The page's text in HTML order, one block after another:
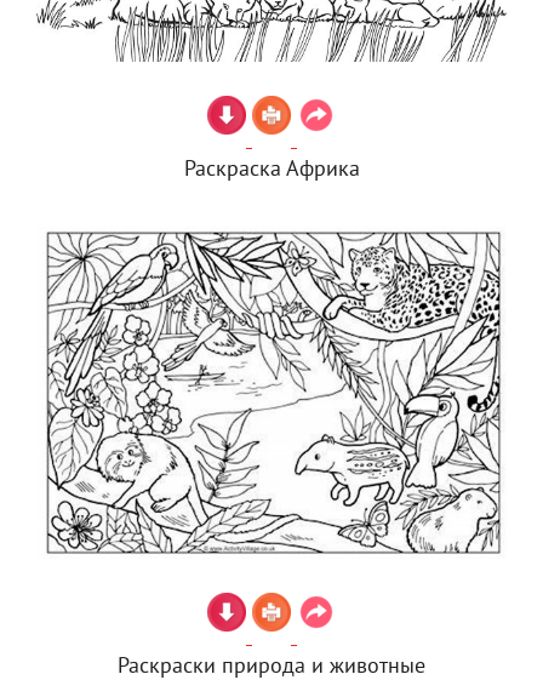
Раскраска Африка
Раскраски природа и животные